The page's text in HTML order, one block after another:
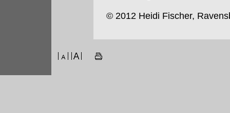
© 2012 Heidi Fischer,